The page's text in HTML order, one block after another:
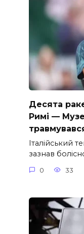
Десята
Римі —
Італійський
зазнав
0 33